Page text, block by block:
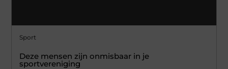
Sport
Deze mensen zijn onmisbaar in je
sportvereniging